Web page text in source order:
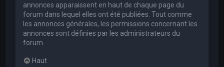
annonces apparaissent en haut de chaque page du
forum dans lequel elles ont été publiées. Tout comme
les annonces générales, les permissions concernant les
annonces sont définies par les administrateurs du
forum.
Haut